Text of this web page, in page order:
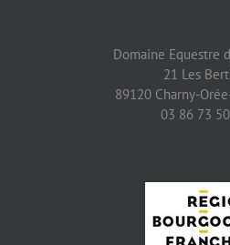
Domaine Equestre
21 Les
89120 Charny-
03 86 73